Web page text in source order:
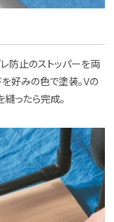
防止のストッパーを両
好みの色で塗装。Vの
ったら完成。